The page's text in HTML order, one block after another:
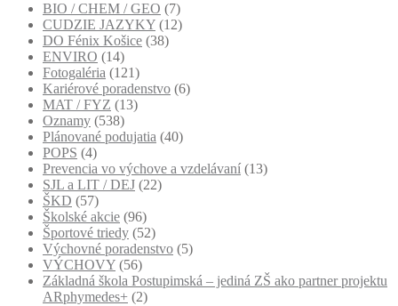
BIO / CHEM / GEO (7)
CUDZIE JAZYKY (12)
DO Fénix Košice (38)
ENVIRO (14)
Fotogaléria (121)
Kariérové poradenstvo (6)
MAT / FYZ (13)
Oznamy (538)
Plánované podujatia (40)
POPS (4)
Prevencia vo výchove a vzdelávaní (13)
SJL a LIT / DEJ (22)
ŠKD (57)
Školské akcie (96)
Športové triedy (52)
Výchovné poradenstvo (5)
VÝCHOVY (56)
Základná škola Postupimská – jediná ZŠ ako partner projektu
ARphymedes+ (2)